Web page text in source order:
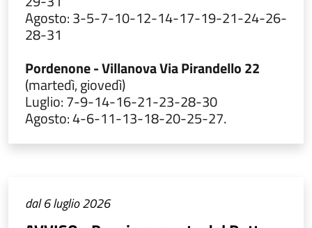
Agosto: 3-5-7-10-12-14-17-19-21-24-26-
28-31
Pordenone - Villanova Via Pirandello 22
(martedì, giovedì)
Luglio: 7-9-14-16-21-23-28-30
Agosto: 4-6-11-13-18-20-25-27.
dal 6 luglio 2026